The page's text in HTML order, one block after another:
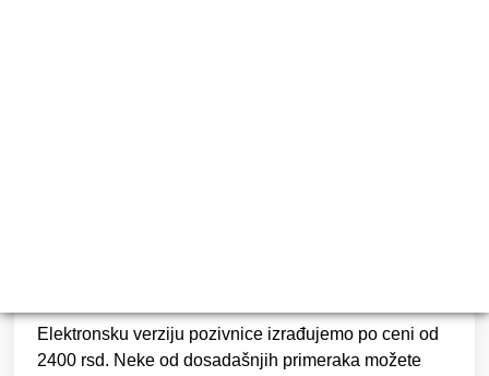
Elektronsku verziju pozivnice izrađujemo po ceni od
2400 rsd. Neke od dosadašnjih primeraka možete